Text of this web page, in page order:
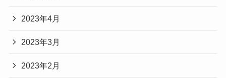
2023年4月
2023年3月
2023年2月